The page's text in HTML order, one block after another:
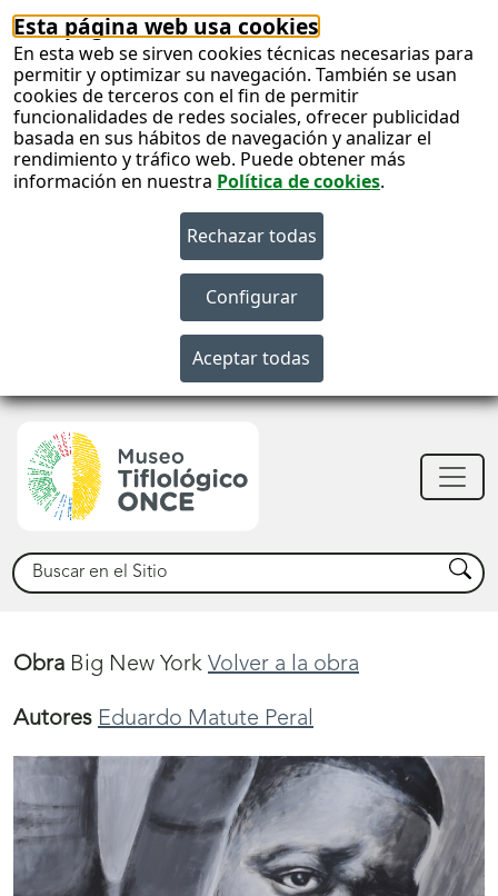
Esta página web usa cookies
En esta web se sirven cookies técnicas necesarias para
permitir y optimizar su navegación. También se usan
cookies de terceros con el fin de permitir
funcionalidades de redes sociales, ofrecer publicidad
basada en sus hábitos de navegación y analizar el
rendimiento y tráfico web. Puede obtener más
información en nuestra Política de cookies.
Buscar Buscar
Obra Big New York Volver a la obra
Autores Eduardo Matute Peral